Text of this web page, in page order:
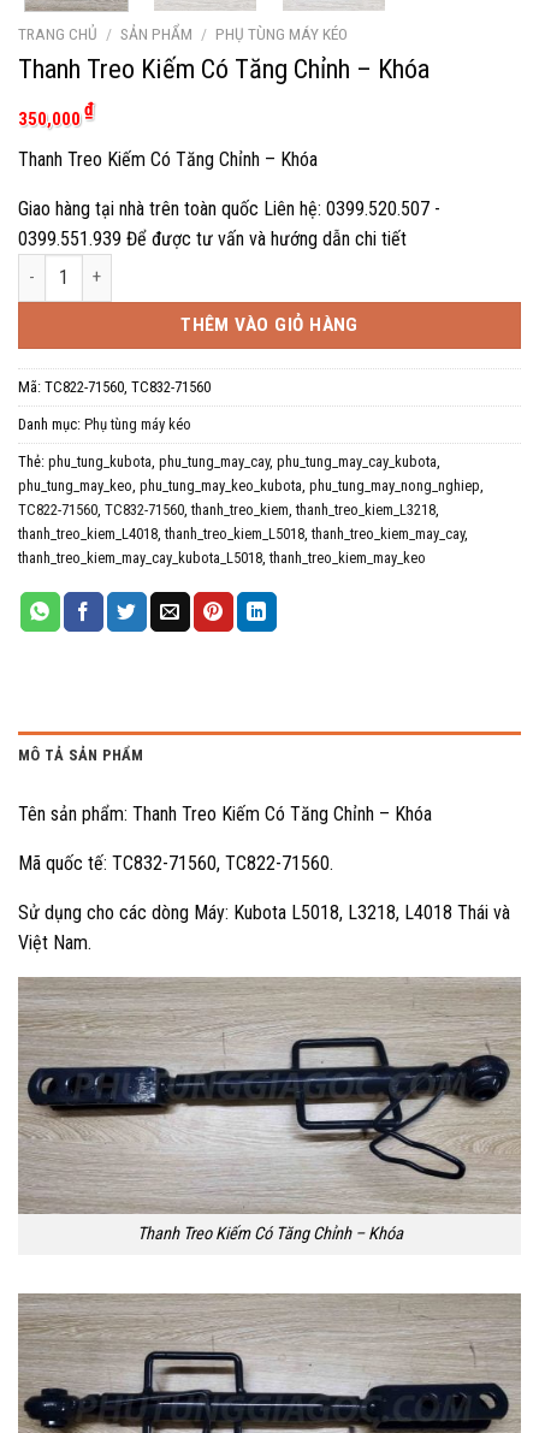
TRANG CHỦ / SẢN PHẨM / PHỤ TÙNG MÁY KÉO
Thanh Treo Kiếm Có Tăng Chỉnh – Khóa
350,000₫
Thanh Treo Kiếm Có Tăng Chỉnh – Khóa
Giao hàng tại nhà trên toàn quốc Liên hệ: 0399.520.507 -
0399.551.939 Để được tư vấn và hướng dẫn chi tiết
Thanh Treo Kiếm Có Tăng Chỉnh - Khóa số lượng
THÊM VÀO GIỎ HÀNG
Mã: TC822-71560, TC832-71560
Danh mục: Phụ tùng máy kéo
Thẻ: phu_tung_kubota phu_tung_may_cay, phu_tung_may_cay_kubota
phu_tung_may_keo phu_tung_may_keo_kubota phu_tung_may_nong_nghiep
TC822-71560 TC832-71560 ,thanh_treo_kiem ,thanh_treo_kiem_L3218
thanh_treo_kiem_L4018 ,thanh_treo_kiem_L5018 ,thanh_treo_kiem_may_cay,
thanh_treo_kiem_may_cay_kubota_L5018 ,thanh_treo_kiem_may_keo
MÔ TẢ SẢN PHẨM
Tên sản phẩm: Thanh Treo Kiếm Có Tăng Chỉnh – Khóa
Mã quốc tế: TC832-71560, TC822-71560.
Sử dụng cho các dòng Máy: Kubota L5018, L3218, L4018 Thái và
Việt Nam.
Thanh Treo Kiếm Có Tăng Chỉnh – Khóa